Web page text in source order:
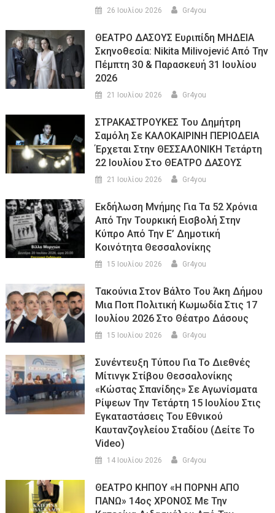
26 Ιουλίου 2026 Gr4you
ΘΕΑΤΡΟ ΔΑΣΟΥΣ Ευριπίδη ΜΗΔΕΙΑ
Σκηνοθεσία: Nikita Milivojević Από Την
Πέμπτη 30 & Παρασκευή 31 Ιουλίου
2026
21 Ιουλίου 2026 Gr4you
ΣΤΡΑΚΑΣΤΡΟΥΚΕΣ Του Δημήτρη
Σαμόλη Σε ΚΑΛΟΚΑΙΡΙΝΗ ΠΕΡΙΟΔΕΙΑ
Έρχεται Στην ΘΕΣΣΑΛΟΝΙΚΗ Τετάρτη
22 Ιουλίου Στο ΘΕΑΤΡΟ ΔΑΣΟΥΣ
21 Ιουλίου 2026 Gr4you
Εκδήλωση Μνήμης Για Τα 52 Χρόνια
Από Την Τουρκική Εισβολή Στην
Κύπρο Από Την Ε’ Δημοτική
Κοινότητα Θεσσαλονίκης
15 Ιουλίου 2026 Gr4you
Τακούνια Στον Βάλτο Του Άκη Δήμου
Μια Ποπ Πολιτική Κωμωδία Στις 17
Ιουλίου 2026 Στο Θέατρο Δάσους
15 Ιουλίου 2026 Gr4you
Συνέντευξη Τύπου Για Το Διεθνές
Μίτινγκ Στίβου Θεσσαλονίκης
«Κώστας Σπανίδης» Σε Αγωνίσματα
Ρίψεων Την Τετάρτη 15 Ιουλίου Στις
Εγκαταστάσεις Του Εθνικού
Καυτανζογλείου Σταδίου (Δείτε Το
Video)
14 Ιουλίου 2026 Gr4you
ΘΕΑΤΡΟ ΚΗΠΟΥ «Η ΠΟΡΝΗ ΑΠΟ
ΠΑΝΩ» 14ος ΧΡΟΝΟΣ Με Την